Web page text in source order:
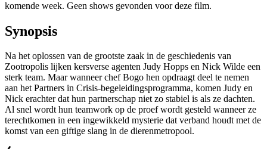
komende week. Geen shows gevonden voor deze film.
Synopsis
Na het oplossen van de grootste zaak in de geschiedenis van
Zootropolis lijken kersverse agenten Judy Hopps en Nick Wilde een
sterk team. Maar wanneer chef Bogo hen opdraagt deel te nemen
aan het Partners in Crisis-begeleidingsprogramma, komen Judy en
Nick erachter dat hun partnerschap niet zo stabiel is als ze dachten.
Al snel wordt hun teamwork op de proef wordt gesteld wanneer ze
terechtkomen in een ingewikkeld mysterie dat verband houdt met de
komst van een giftige slang in de dierenmetropool.